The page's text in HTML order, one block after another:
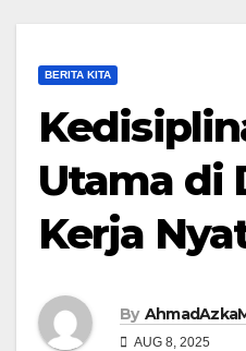
BERITA KITA
Utama di
Kerja
By
AUG 8, 2025